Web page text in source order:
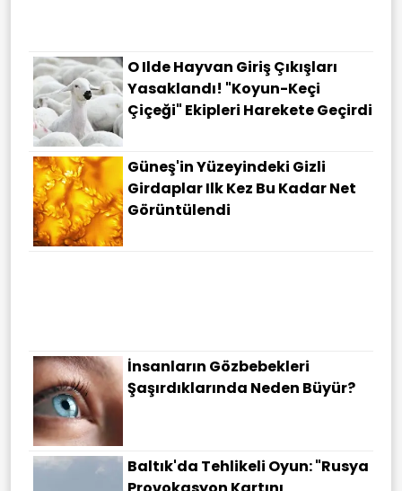
O Ilde Hayvan Giriş Çıkışları
Yasaklandı! "Koyun-Keçi
Çiçeği" Ekipleri Harekete Geçirdi
Güneş'in Yüzeyindeki Gizli
Girdaplar Ilk Kez Bu Kadar Net
Görüntülendi
İnsanların Gözbebekleri
Şaşırdıklarında Neden Büyür?
Baltık'da Tehlikeli Oyun: "Rusya